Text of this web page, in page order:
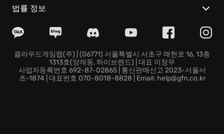
운 수류탄까지! 웜즈를 상징하는 다양한 무기들을 내 손
스템은 매 경기마다 색다른 전략과 놀라움을 선사하여 지
개성 넘치는 웜 커스터마이징:나만의 스타일로 웜을 꾸미
고 개성을 뽐내며 전장을 누벼 보세요! 개성 넘치는 웜들
과 함께라면 승리의 기쁨도 두 배가 될 겁니다.
법률 정보
클라우드게임랩(주) | (06771) 서울특별시 서초구 매헌로 16, 13층
1313호(양재동, 하이브랜드) | 대표 이정우
사업자등록번호 692-87-02865 | 통신판매신고 2023-서울서
초-1874 | 대표번호 070-8018-8828 | Email: help@gfn.co.kr